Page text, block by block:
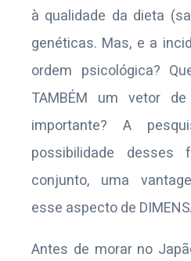
à qualidade da dieta
genéticas. Mas, e a
ordem psicológica?
TAMBÉM um vetor
importante? A
possibilidade desses
conjunto, uma
esse aspecto de
Antes de morar no